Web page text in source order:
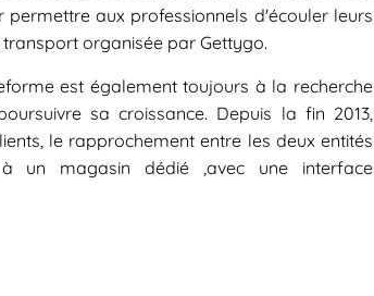
permettre aux professionnels d'écouler leurs
organisée par Gettygo.
est également toujours à la recherche
sa croissance. Depuis la fin 2013,
le rapprochement entre les deux entités
un magasin dédié ,avec une interface